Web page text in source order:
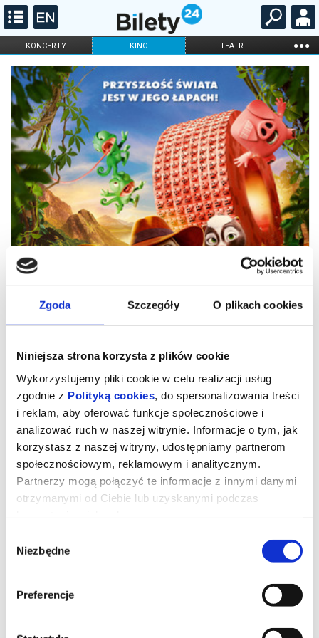
Zgoda Szczegóły O plikach cookies
Niniejsza strona korzysta z plików cookie
Wykorzystujemy pliki cookie w celu realizacji usług
zgodnie z Polityką cookies , do spersonalizowania treści
i reklam, aby oferować funkcje społecznościowe i
analizować ruch w naszej witrynie. Informacje o tym, jak
korzystasz z naszej witryny, udostępniamy partnerom
społecznościowym, reklamowym i analitycznym.
Partnerzy mogą połączyć te informacje z innymi danymi
otrzymanymi od Ciebie lub uzyskanymi podczas
zgody
Niezbędne
Preferencje
KONCERTY KINO TEATR ...
FILHARMONIA OPERA I BALET
STAND-UP
DLA DZIECI
ONLINE KARNETY
Kurozając i świątynia Świstaka
bycia sobą. I o wyprawie, której nie powstydziłby się sam Indiana
Jones!Gdy wyjątkowy pół kurczak, pół zając odkrywa, że nie jest
sam i ma siostrę, a cały gatunek kurozająców potrzebuje ratunku,
niebezpieczna droga, przeciwnicy gotowi na wszystko i decyzja,